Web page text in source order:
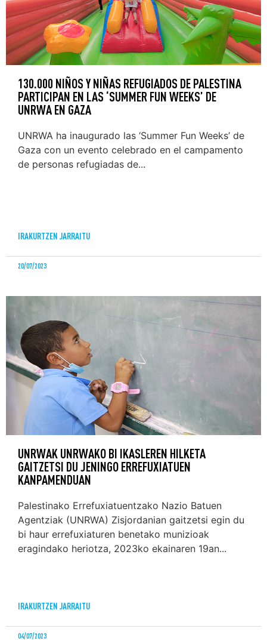
130.000 NIÑOS Y NIÑAS REFUGIADOS DE PALESTINA
PARTICIPAN EN LAS ‘SUMMER FUN WEEKS’ DE
UNRWA EN GAZA
UNRWA ha inaugurado las ‘Summer Fun Weeks’ de
Gaza con un evento celebrado en el campamento
de personas refugiadas de...
IRAKURTZEN JARRAITU
20/07/2023
UNRWAK UNRWAKO BI IKASLEREN HILKETA
GAITZETSI DU JENINGO ERREFUXIATUEN
KANPAMENDUAN
Palestinako Errefuxiatuentzako Nazio Batuen
Agentziak (UNRWA) Zisjordanian gaitzetsi egin du
bi haur errefuxiaturen benetako munizioak
eragindako heriotza, 2023ko ekainaren 19an...
IRAKURTZEN JARRAITU
04/07/2023